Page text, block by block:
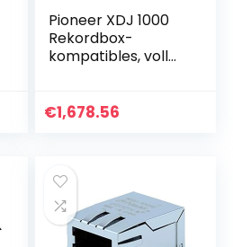
Pioneer XDJ 1000
Rekordbox-
kompatibles, voll
€1,678.56